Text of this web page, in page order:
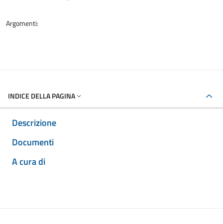
Argomenti:
INDICE DELLA PAGINA
Descrizione
Documenti
A cura di